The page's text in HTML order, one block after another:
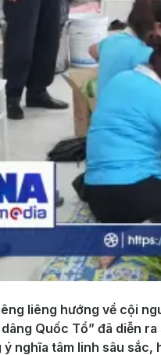
liêng hướng về cội
Quốc Tổ” đã diễn
ý nghĩa tâm linh sâu